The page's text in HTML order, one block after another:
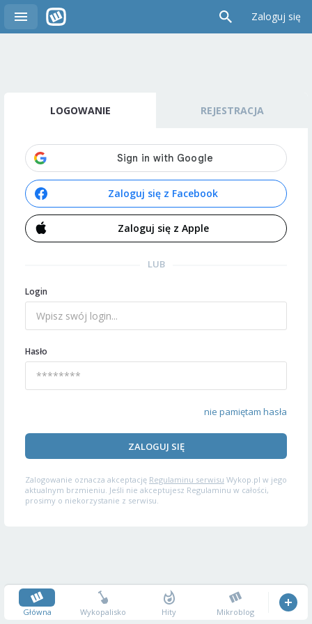
Zaloguj się
LOGOWANIE REJESTRACJA
Zaloguj się z Facebook
Zaloguj się z Apple
LUB
Login
Hasło
nie pamiętam hasła
ZALOGUJ SIĘ
Zalogowanie oznacza akceptację Regulaminu serwisu Wykop.pl w jego
aktualnym brzmieniu. Jeśli nie akceptujesz Regulaminu w całości,
prosimy o niekorzystanie z serwisu.
Główna Wykopalisko Hity Mikroblog